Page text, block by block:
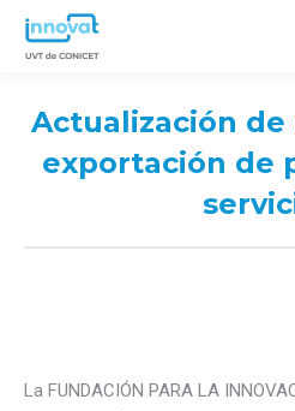
Actualización de
exportación de
La FUNDACIÓN PARA LA